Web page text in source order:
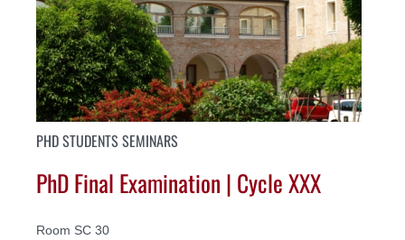
PHD STUDENTS SEMINARS
PhD Final Examination | Cycle XXX
Room SC 30